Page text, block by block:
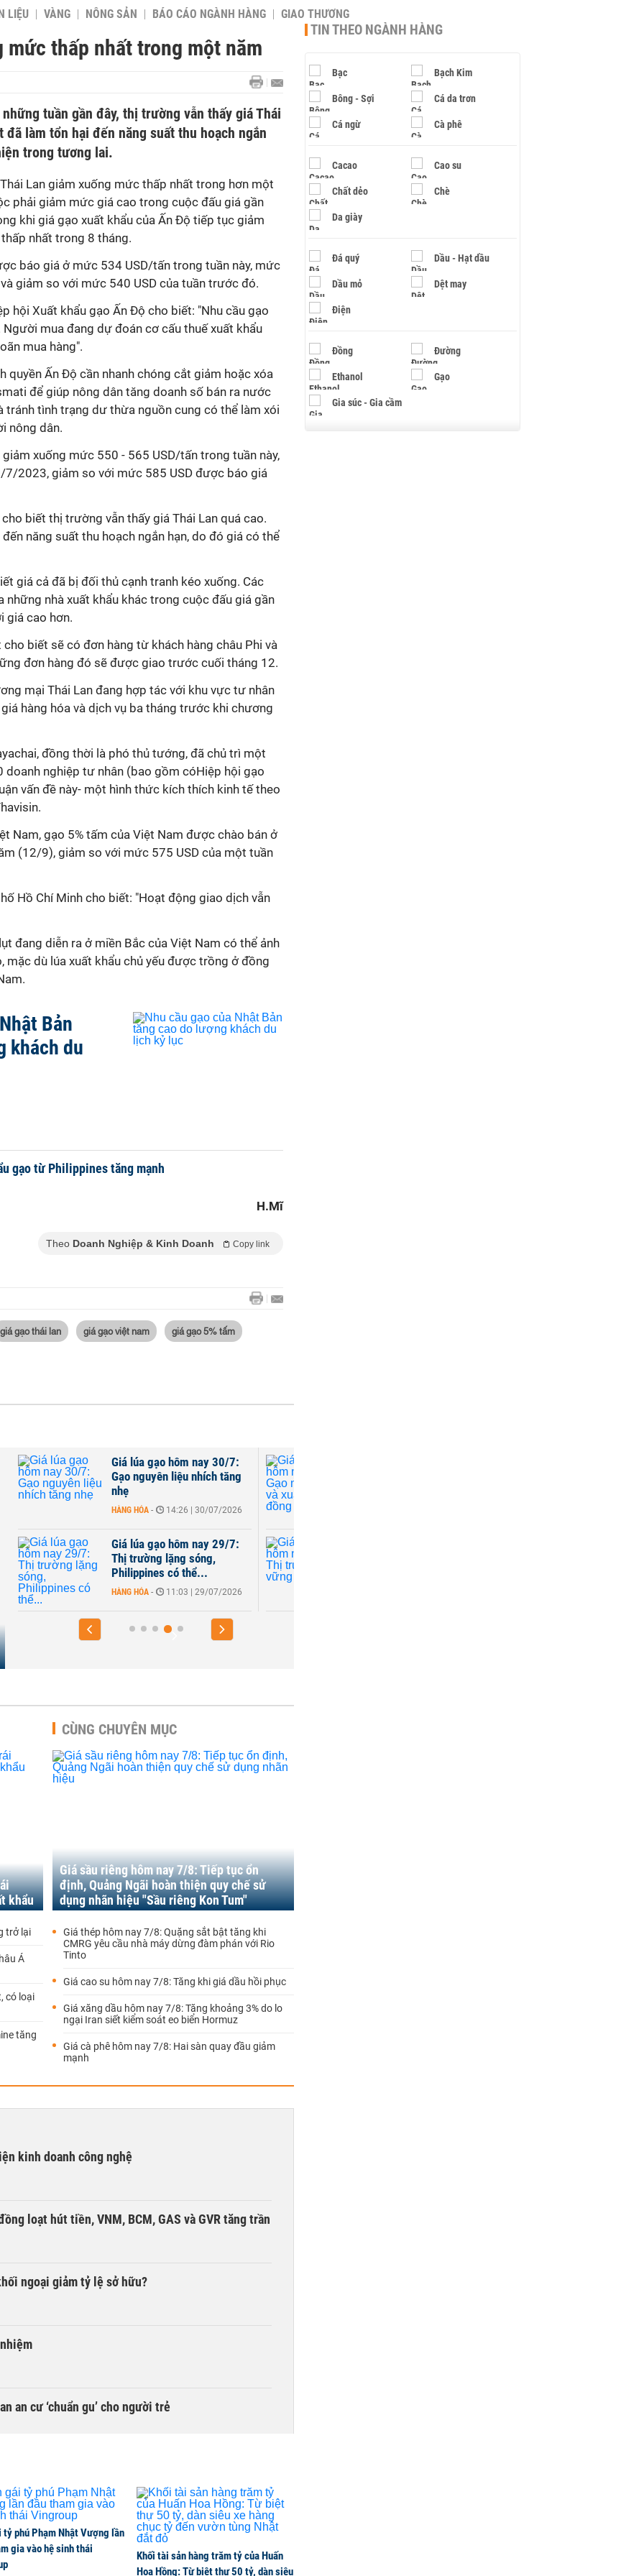
LIỆU VÀNG NÔNG SẢN BÁO CÁO NGÀNH HÀNG GIAO THƯƠNG
mức thấp nhất trong một năm
tuần gần đây, thị trường vẫn thấy giá Thái
đã làm tổn hại đến năng suất thu hoạch ngắn
trong tương lai.
Lan giảm xuống mức thấp nhất trong hơn một
phải giảm mức giá cao trong cuộc đấu giá gần
khi giá gạo xuất khẩu của Ấn Độ tiếp tục giảm
nhất trong 8 tháng.
báo giá ở mức 534 USD/tấn trong tuần này, mức
giảm so với mức 540 USD của tuần trước đó.
hội Xuất khẩu gạo Ấn Độ cho biết: "Nhu cầu gạo
mua đang dự đoán cơ cấu thuế xuất khẩu
mua hàng".
quyền Ấn Độ cần nhanh chóng cắt giảm hoặc xóa
để giúp nông dân tăng doanh số bán ra nước
tránh tình trạng dư thừa nguồn cung có thể làm xói
nông dân.
giảm xuống mức 550 - 565 USD/tấn trong tuần này,
2023, giảm so với mức 585 USD được báo giá
biết thị trường vẫn thấy giá Thái Lan quá cao.
năng suất thu hoạch ngắn hạn, do đó giá có thể
giá cả đã bị đối thủ cạnh tranh kéo xuống. Các
những nhà xuất khẩu khác trong cuộc đấu giá gần
giá cao hơn.
biết sẽ có đơn hàng từ khách hàng châu Phi và
đơn hàng đó sẽ được giao trước cuối tháng 12.
mại Thái Lan đang hợp tác với khu vực tư nhân
hàng hóa và dịch vụ ba tháng trước khi chương
đồng thời là phó thủ tướng, đã chủ trì một
doanh nghiệp tư nhân (bao gồm cóHiệp hội gạo
vấn đề này- một hình thức kích thích kinh tế theo
Nam, gạo 5% tấm của Việt Nam được chào bán ở
(12/9), giảm so với mức 575 USD của một tuần
Hồ Chí Minh cho biết: "Hoạt động giao dịch vẫn
đang diễn ra ở miền Bắc của Việt Nam có thể ảnh
mặc dù lúa xuất khẩu chủ yếu được trồng ở đồng
Bản
khách du
gạo từ Philippines tăng mạnh
H.Mĩ
Theo Doanh Nghiệp & Kinh Doanh Copy link
giá gạo thái lan giá gạo việt nam giá gạo 5% tấm
Giá lúa gạo hôm nay 30/7:
Gạo nguyên liệu nhích tăng
nhẹ
HÀNG HÓA - 14:26 | 30/07/2026
Giá lúa gạo hôm nay 29/7:
Thị trường lặng sóng,
Philippines có thể...
HÀNG HÓA - 11:03 | 29/07/2026
khẩu
trở lại
Á
có loại
tăng
CÙNG CHUYÊN MỤC
Giá sầu riêng hôm nay 7/8: Tiếp tục ổn
định, Quảng Ngãi hoàn thiện quy chế sử
dụng nhãn hiệu "Sầu riêng Kon Tum"
Giá thép hôm nay 7/8: Quặng sắt bật tăng khi
CMRG yêu cầu nhà máy dừng đàm phán với Rio
Tinto
Giá cao su hôm nay 7/8: Tăng khi giá dầu hồi phục
Giá xăng dầu hôm nay 7/8: Tăng khoảng 3% do lo
ngại Iran siết kiểm soát eo biển Hormuz
Giá cà phê hôm nay 7/8: Hai sàn quay đầu giảm
mạnh
kinh doanh công nghệ
loạt hút tiền, VNM, BCM, GAS và GVR tăng trần
ngoại giảm tỷ lệ sở hữu?
an cư ‘chuẩn gu’ cho người trẻ
gai' liên tiếp giải thế công ty con
Cơ hội vươn tầm 'cá mập' hay cái bẫy thua lỗ?
tỷ phú Phạm Nhật Vượng lần
gia vào hệ sinh thái
Khối tài sản hàng trăm tỷ của Huấn
Hoa Hồng: Từ biệt thự 50 tỷ, dàn siêu
TIN THEO NGÀNH HÀNG
Bạc Bạch Kim
Bông - Sợi Cá da trơn
Cá ngừ Cà phê
Cacao Cao su
Chất dẻo Chè
Da giày
Đá quý Dầu - Hạt dầu
Dầu mỏ Dệt may
Điện
Đồng Đường
Ethanol Gạo
Gia súc - Gia cầm